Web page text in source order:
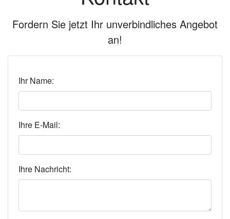
Fordern Sie jetzt Ihr unverbindliches Angebot
an!
Ihr Name:
Ihre E-Mail:
Ihre Nachricht: